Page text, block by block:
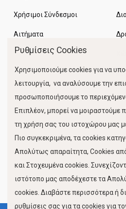
Χρήσιμοι Σύνδεσμοι
Αιτήματα
FOLLOW US
Ρυθμίσεις Cookies
Χρησιμοποιούμε cookies για να
λειτουργία, να αναλύσουμε την
προσωποποιήσουμε το
Επιπλέον, μπορεί να μοιραστούμε
τη χρήση σας του ιστοχώρου μας
Πιο συγκεκριμένα, τα cookies
Απολύτως απαραίτητα, Cookies
και Στοχευμένα cookies.
ιστότοπο μας αποδέχεστε τα
cookies. Διαβάστε περισσότερα ή
ρυθμίσεις σας για τα cookies για